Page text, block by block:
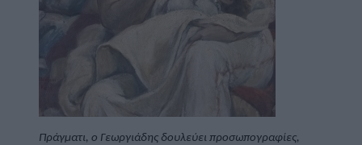
Πράγματι, ο Γεωργιάδης δουλεύει προσωπογραφίες,